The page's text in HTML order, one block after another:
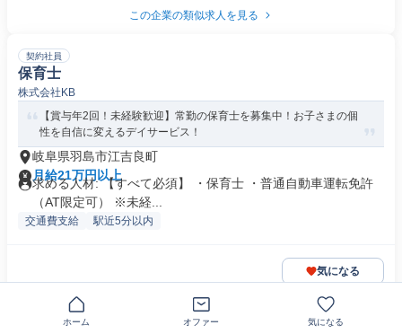
この企業の類似求人を見る
契約社員
保育士
株式会社KB
【賞与年2回！未経験歓迎】常勤の保育士を募集中！お子さまの個
性を自信に変えるデイサービス！
岐阜県羽島市江吉良町
月給21万円以上
求める人材: 【すべて必須】 ・保育士 ・普通自動車運転免許
（AT限定可） ※未経...
交通費支給 駅近5分以内
気になる
この企業の類似求人を見る
ホーム オファー 気になる